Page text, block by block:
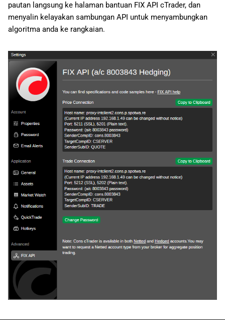
pautan langsung ke halaman bantuan FIX API cTrader, dan
menyalin kelayakan sambungan API untuk menyambungkan
algoritma anda ke rangkaian.